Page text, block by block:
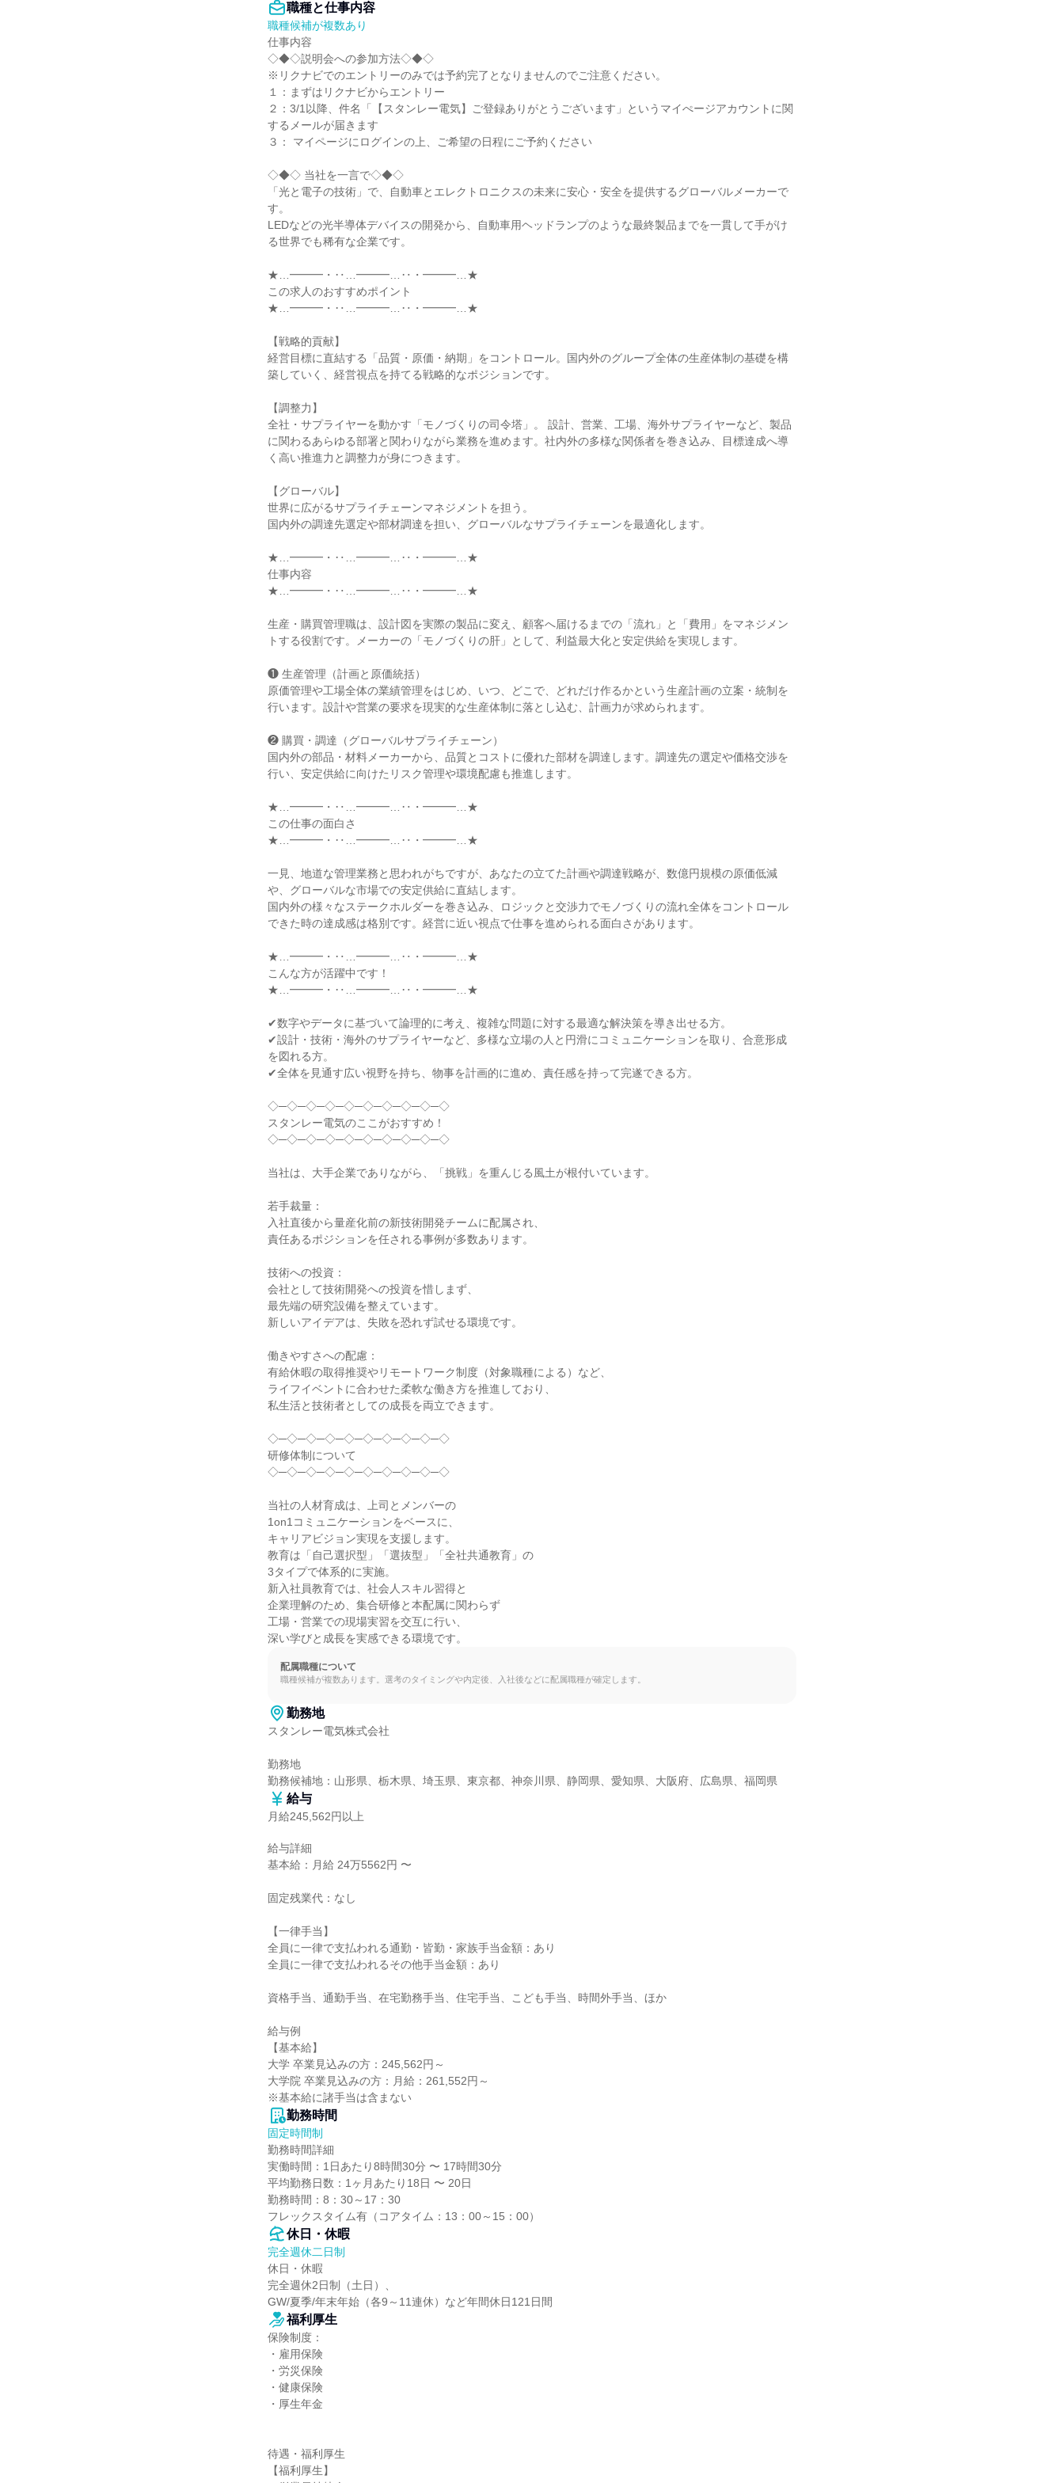
職種と仕事内容
職種候補が複数あり
仕事内容
◇◆◇説明会への参加方法◇◆◇
※リクナビでのエントリーのみでは予約完了となりませんのでご注意ください。
１：まずはリクナビからエントリー
２：3/1以降、件名「【スタンレー電気】ご登録ありがとうございます」というマイぺージアカウントに関
するメールが届きます
３： マイページにログインの上、ご希望の日程にご予約ください
◇◆◇ 当社を一言で◇◆◇
「光と電子の技術」で、自動車とエレクトロニクスの未来に安心・安全を提供するグローバルメーカーで
す。
LEDなどの光半導体デバイスの開発から、自動車用ヘッドランプのような最終製品までを一貫して手がけ
る世界でも稀有な企業です。
★…━━━・‥…━━━…‥・━━━…★
この求人のおすすめポイント
★…━━━・‥…━━━…‥・━━━…★
【戦略的貢献】
経営目標に直結する「品質・原価・納期」をコントロール。国内外のグループ全体の生産体制の基礎を構
築していく、経営視点を持てる戦略的なポジションです。
【調整力】
全社・サプライヤーを動かす「モノづくりの司令塔」。 設計、営業、工場、海外サプライヤーなど、製品
に関わるあらゆる部署と関わりながら業務を進めます。社内外の多様な関係者を巻き込み、目標達成へ導
く高い推進力と調整力が身につきます。
【グローバル】
世界に広がるサプライチェーンマネジメントを担う。
国内外の調達先選定や部材調達を担い、グローバルなサプライチェーンを最適化します。
★…━━━・‥…━━━…‥・━━━…★
仕事内容
★…━━━・‥…━━━…‥・━━━…★
生産・購買管理職は、設計図を実際の製品に変え、顧客へ届けるまでの「流れ」と「費用」をマネジメン
トする役割です。メーカーの「モノづくりの肝」として、利益最大化と安定供給を実現します。
❶ 生産管理（計画と原価統括）
原価管理や工場全体の業績管理をはじめ、いつ、どこで、どれだけ作るかという生産計画の立案・統制を
行います。設計や営業の要求を現実的な生産体制に落とし込む、計画力が求められます。
❷ 購買・調達（グローバルサプライチェーン）
国内外の部品・材料メーカーから、品質とコストに優れた部材を調達します。調達先の選定や価格交渉を
行い、安定供給に向けたリスク管理や環境配慮も推進します。
★…━━━・‥…━━━…‥・━━━…★
この仕事の面白さ
★…━━━・‥…━━━…‥・━━━…★
一見、地道な管理業務と思われがちですが、あなたの立てた計画や調達戦略が、数億円規模の原価低減
や、グローバルな市場での安定供給に直結します。
国内外の様々なステークホルダーを巻き込み、ロジックと交渉力でモノづくりの流れ全体をコントロール
できた時の達成感は格別です。経営に近い視点で仕事を進められる面白さがあります。
★…━━━・‥…━━━…‥・━━━…★
こんな方が活躍中です！
★…━━━・‥…━━━…‥・━━━…★
✔数字やデータに基づいて論理的に考え、複雑な問題に対する最適な解決策を導き出せる方。
✔設計・技術・海外のサプライヤーなど、多様な立場の人と円滑にコミュニケーションを取り、合意形成
を図れる方。
✔全体を見通す広い視野を持ち、物事を計画的に進め、責任感を持って完遂できる方。
◇─◇─◇─◇─◇─◇─◇─◇─◇─◇
スタンレー電気のここがおすすめ！
◇─◇─◇─◇─◇─◇─◇─◇─◇─◇
当社は、大手企業でありながら、「挑戦」を重んじる風土が根付いています。
若手裁量：
入社直後から量産化前の新技術開発チームに配属され、
責任あるポジションを任される事例が多数あります。
技術への投資：
会社として技術開発への投資を惜しまず、
最先端の研究設備を整えています。
新しいアイデアは、失敗を恐れず試せる環境です。
働きやすさへの配慮：
有給休暇の取得推奨やリモートワーク制度（対象職種による）など、
ライフイベントに合わせた柔軟な働き方を推進しており、
私生活と技術者としての成長を両立できます。
◇─◇─◇─◇─◇─◇─◇─◇─◇─◇
研修体制について
◇─◇─◇─◇─◇─◇─◇─◇─◇─◇
当社の人材育成は、上司とメンバーの
1on1コミュニケーションをベースに、
キャリアビジョン実現を支援します。
教育は「自己選択型」「選抜型」「全社共通教育」の
3タイプで体系的に実施。
新入社員教育では、社会人スキル習得と
企業理解のため、集合研修と本配属に関わらず
工場・営業での現場実習を交互に行い、
深い学びと成長を実感できる環境です。
配属職種について
職種候補が複数あります。選考のタイミングや内定後、入社後などに配属職種が確定します。
勤務地
スタンレー電気株式会社
勤務地
勤務候補地：山形県、栃木県、埼玉県、東京都、神奈川県、静岡県、愛知県、大阪府、広島県、福岡県
給与
月給245,562円以上
給与詳細
基本給：月給 24万5562円 〜
固定残業代：なし
【一律手当】
全員に一律で支払われる通勤・皆勤・家族手当金額：あり
全員に一律で支払われるその他手当金額：あり
資格手当、通勤手当、在宅勤務手当、住宅手当、こども手当、時間外手当、ほか
給与例
【基本給】
大学 卒業見込みの方：245,562円～
大学院 卒業見込みの方：月給：261,552円～
※基本給に諸手当は含まない
勤務時間
固定時間制
勤務時間詳細
実働時間：1日あたり8時間30分 〜 17時間30分
平均勤務日数：1ヶ月あたり18日 〜 20日
勤務時間：8：30～17：30
フレックスタイム有（コアタイム：13：00～15：00）
休日・休暇
完全週休二日制
休日・休暇
完全週休2日制（土日）、
GW/夏季/年末年始（各9～11連休）など年間休日121日間
福利厚生
保険制度：
・雇用保険
・労災保険
・健康保険
・厚生年金
待遇・福利厚生
【福利厚生】